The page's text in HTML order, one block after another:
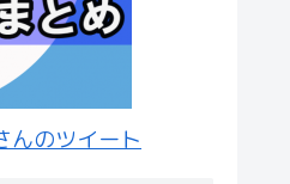
んのツイート